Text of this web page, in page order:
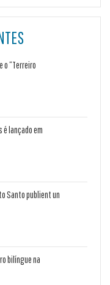
o “Terreiro
é lançado em
Santo publient un
bilíngue na